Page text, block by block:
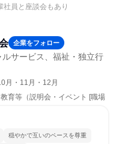
員と座談会もあり
企業をフォロー
サービス、福祉・独立行
月・11月・12月
育等（説明会・イベント [職場
穏やかで互いのペースを尊重